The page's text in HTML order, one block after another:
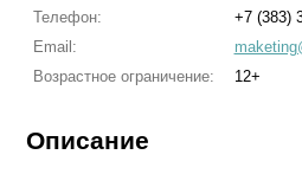
Телефон:
+7 (383)
Email:
Возрастное ограничение:
12+
Описание